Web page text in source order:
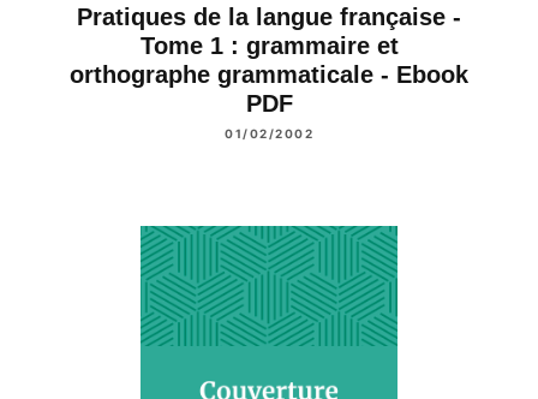
Pratiques de la langue française -
Tome 1 : grammaire et
orthographe grammaticale - Ebook
PDF
01/02/2002